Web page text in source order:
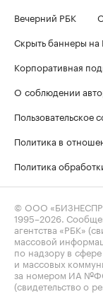
Вечерний РБК
Скрыть баннеры на
Корпоративная
О соблюдении
Пользовательское
Политика в
Политика
© ООО
1995–2026.
агентства «РБК»
массовой
по надзору в
и массовых
за номером ИА
(свидетельство о